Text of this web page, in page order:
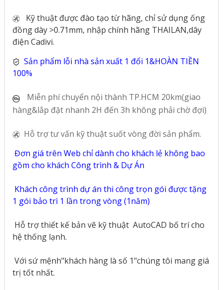
Kỹ thuật được đào tạo từ hãng, chỉ sử dụng ống
đồng dày >0.71mm, nhập chính hãng THAILAN,dây
điện Cadivi.
Sản phẩm lỗi nhà sản xuất 1 đổi 1&HOÀN TIỀN
100%
Miễn phí chuyển nội thành TP.HCM 20km(giao
hàng&lắp đặt nhanh 2H đến 3h không phải chờ đợi)
Hỗ trợ tư vấn kỹ thuật suốt vòng đời sản phẩm.
Đơn giá trên Web chỉ dành cho khách lẻ không bao
gồm cho khách Công trình & Dự Án
Khách công trình dự án thi công trọn gói được tặng
1 gói bảo trì 1 lần trong vòng (1năm)
Hỗ trợ thiết kế bản vẽ kỹ thuật AutoCAD bố trí cho
hệ thống lạnh.
Với sứ mệnh"khách hàng là số 1"chúng tôi mang giá
trị tốt nhất.